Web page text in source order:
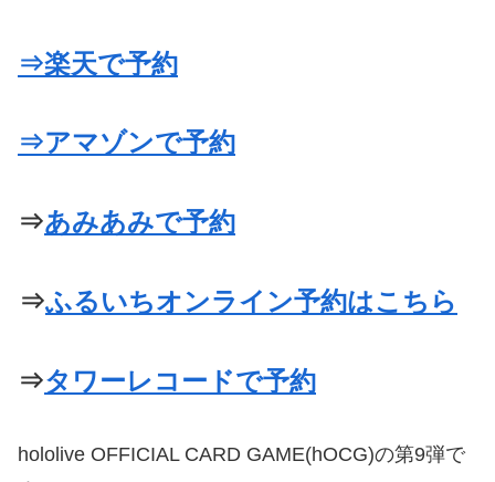
⇒楽天で予約
⇒アマゾンで予約
⇒あみあみで予約
⇒ふるいちオンライン予約はこちら
⇒タワーレコードで予約
hololive OFFICIAL CARD GAME(hOCG)の第9弾で